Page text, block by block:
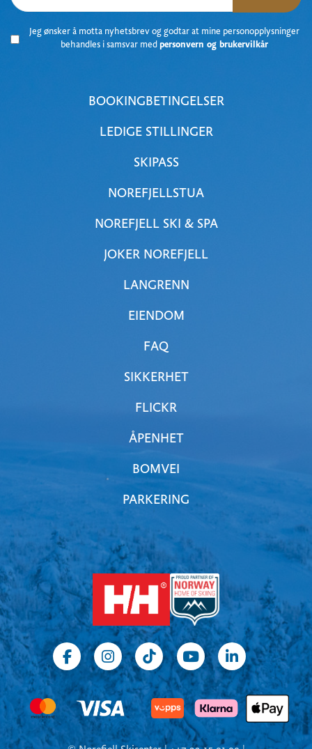
Jeg ønsker å motta nyhetsbrev og godtar at mine personopplysninger
behandles i samsvar med personvern og brukervilkår
BOOKINGBETINGELSER
LEDIGE STILLINGER
SKIPASS
NOREFJELLSTUA
NOREFJELL SKI & SPA
JOKER NOREFJELL
LANGRENN
EIENDOM
FAQ
SIKKERHET
FLICKR
ÅPENHET
BOMVEI
PARKERING